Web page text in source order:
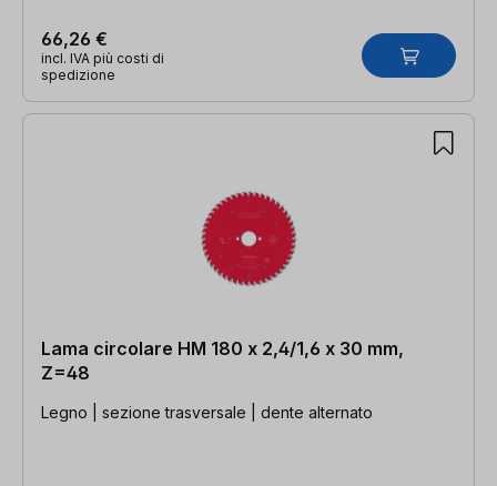
66,26 €
incl. IVA più costi di
spedizione
Lama circolare HM 180 x 2,4/1,6 x 30 mm,
Z=48
Legno | sezione trasversale | dente alternato